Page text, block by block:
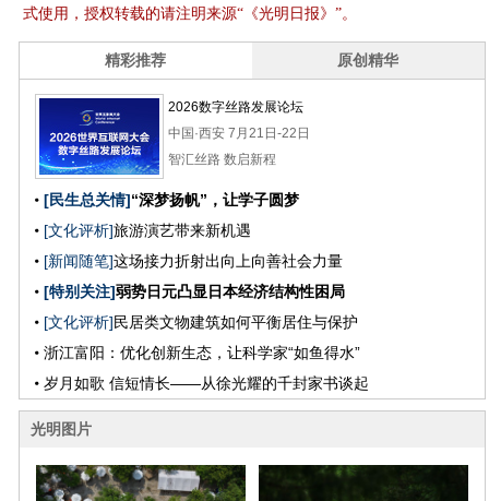
式使用，授权转载的请注明来源“《光明日报》”。